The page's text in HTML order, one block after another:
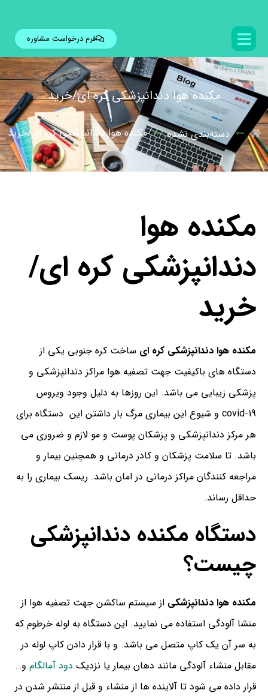
فرم درخواست مشاوره
مکنده هوا دندانپزشکی کره ای/خرید
دسته‌بندی نشده مکنده هوا دندانپزشکی کره ای/خرید
مکنده هوا
دندانپزشکی کره ای/
خرید
مکنده هوا دندانپزشکی کره ای ساخت کره جنوبی یکی از
دستگاه های باکیفیت جهت تصفیه هوا مراکز دندانپزشکی و
پزشکی زیبایی می باشد. این روزها به دلیل وجود ویروس
covid-19 و شیوع این بیماری مرگ بار داشتن این دستگاه برای
هر مرکز دندانپزشکی و پزشکان پوست و مو لازم و ضروری می
باشد. تا سلامت پزشکان و کادر درمانی و همچنین بیمار و
مراجعه کنندگان مراکز درمانی در امان باشد. ریسک بیماری را به
حداقل رساند.
دستگاه مکنده دندانپزشکی
چیست؟
مکنده هوا دندانپزشکی از سیستم ساکشن جهت تصفیه هوا از
منشا آلودگی استفاده می نمایید. این دستگاه به لوله خرطوم که
به سر آن یک کاپ متصل می باشد. و با قرار دادن کاپ لوله در
مقابل منشاء آلودگی مانند دهان بیمار یا نزدیک دود آمالگام و…
قرار داده می شود تا آلاینده ها از منشاء و قبل از منتشر شدن در